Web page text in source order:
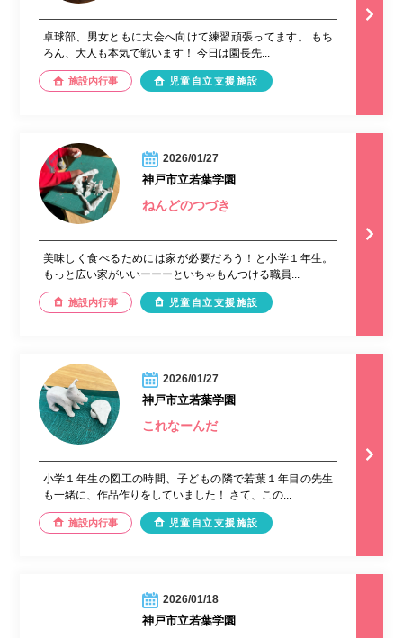
卓球部、男女ともに大会へ向けて練習頑張ってます。 もち
ろん、大人も本気で戦います！ 今日は園長先...
施設内行事 児童自立支援施設
2026/01/27
神戸市立若葉学園
ねんどのつづき
美味しく食べるためには家が必要だろう！と小学１年生。
もっと広い家がいいーーーといちゃもんつける職員...
施設内行事 児童自立支援施設
2026/01/27
神戸市立若葉学園
これなーんだ
小学１年生の図工の時間、子どもの隣で若葉１年目の先生
も一緒に、作品作りをしていました！ さて、この...
施設内行事 児童自立支援施設
2026/01/18
神戸市立若葉学園